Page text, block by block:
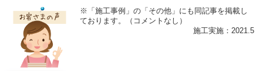
※「施工事例」の「その他」にも同記事を掲載し
ております。（コメントなし）
施工実施：2021.5